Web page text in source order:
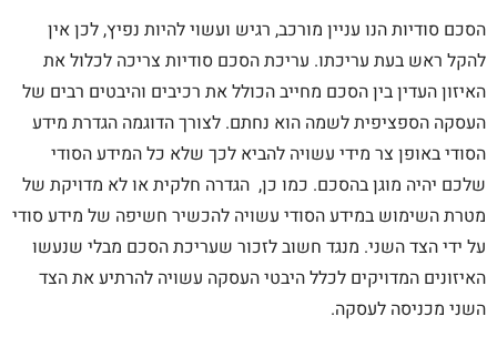
הסכם סודיות הנו עניין מורכב, רגיש ועשוי להיות נפיץ, לכן אין
להקל ראש בעת עריכתו. עריכת הסכם סודיות צריכה לכלול את
האיזון העדין בין הסכם מחייב הכולל את רכיבים והיבטים רבים של
העסקה הספציפית לשמה הוא נחתם. לצורך הדוגמה הגדרת מידע
הסודי באופן צר מידי עשויה להביא לכך שלא כל המידע הסודי
שלכם יהיה מוגן בהסכם. כמו כן, הגדרה חלקית או לא מדויקת של
מטרת השימוש במידע הסודי עשויה להכשיר חשיפה של מידע סודי
על ידי הצד השני. מנגד חשוב לזכור שעריכת הסכם מבלי שנעשו
האיזונים המדויקים לכלל היבטי העסקה עשויה להרתיע את הצד
השני מכניסה לעסקה.